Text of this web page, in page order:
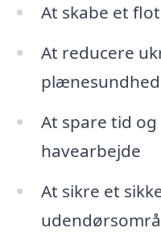
At skabe et
At reducere
plænesundhed
At spare tid
havearbejde
At sikre et